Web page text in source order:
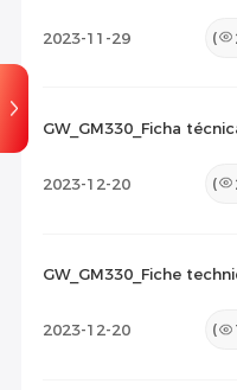
2023-11-29 (
GW_GM330_Ficha
2023-12-20 (
GW_GM330_Fiche
2023-12-20 (